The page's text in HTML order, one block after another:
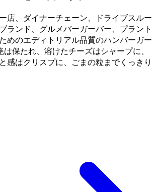
店、ダイナーチェーン、ドライブスルー
ランド、グルメバーガーバー、プラント
めのエディトリアル品質のハンバーガー
保たれ、溶けたチーズはシャープに、
感はクリスプに、ごまの粒までくっきり